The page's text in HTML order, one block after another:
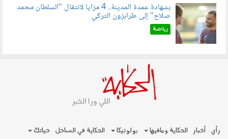
100803.jpg
بشهادة عمدة المدينة.. 4 مزايا لانتقال "السلطان محمد
صلاح" إلى طرابزون التركي
رياضة
رأي أخبار الحكاية ومافيها بولوتيكا الحكاية في الساحل حياتك